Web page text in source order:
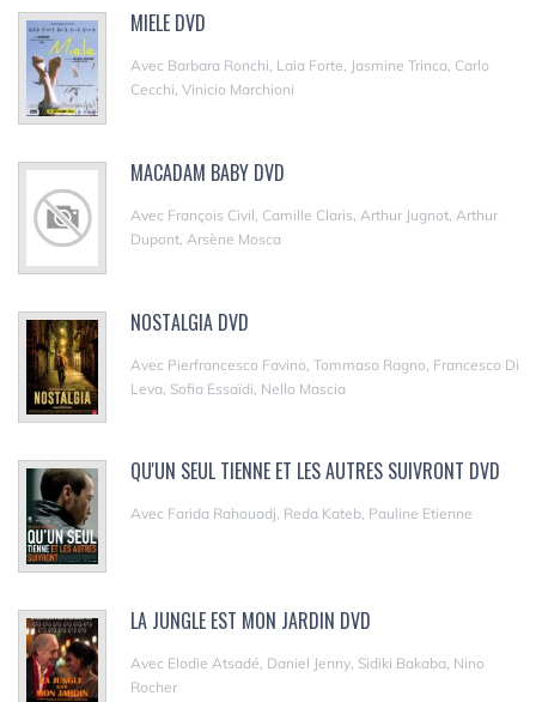
MIELE DVD
Avec Barbara Ronchi, Laia Forte, Jasmine Trinca, Carlo
Cecchi, Vinicio Marchioni
MACADAM BABY DVD
Avec François Civil, Camille Claris, Arthur Jugnot, Arthur
Dupont, Arsène Mosca
NOSTALGIA DVD
Avec Pierfrancesco Favino, Tommaso Ragno, Francesco Di
Leva, Sofia Essaïdi, Nello Mascia
QU'UN SEUL TIENNE ET LES AUTRES SUIVRONT DVD
Avec Farida Rahouadj, Reda Kateb, Pauline Etienne
LA JUNGLE EST MON JARDIN DVD
Avec Elodie Atsadé, Daniel Jenny, Sidiki Bakaba, Nino
Rocher